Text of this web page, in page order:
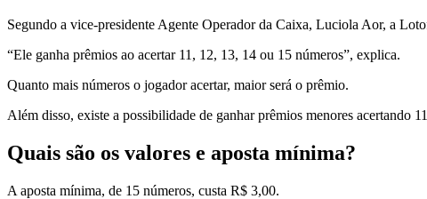
Segundo a vice-presidente Agente Operador da Caixa, Luciola Aor, a
“Ele ganha prêmios ao acertar 11, 12, 13, 14 ou 15 números”, explica.
Quanto mais números o jogador acertar, maior será o prêmio.
Além disso, existe a possibilidade de ganhar prêmios menores acertando
Quais são os valores e aposta mínima?
A aposta mínima, de 15 números, custa R$ 3,00.